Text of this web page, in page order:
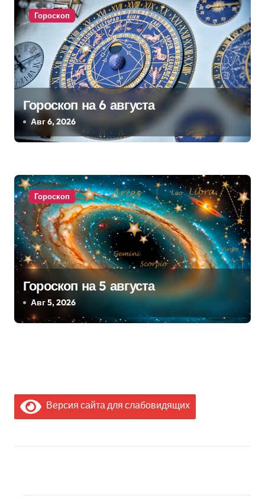
п
и
с
я
м
Гороскоп
Гороскоп на 6 августа
Авг 6, 2026
Гороскоп
Гороскоп на 5 августа
Авг 5, 2026
Версия сайта для слабовидящих